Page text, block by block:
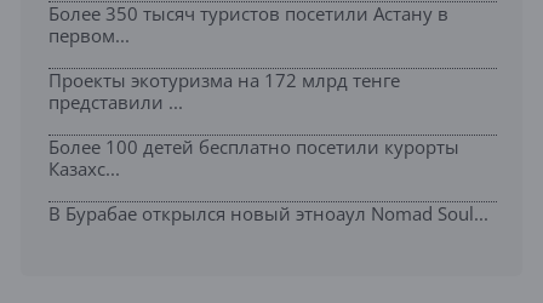
Более 350 тысяч туристов посетили Астану в
первом...
Проекты экотуризма на 172 млрд тенге
представили ...
Более 100 детей бесплатно посетили курорты
Казахс...
В Бурабае открылся новый этноаул Nomad Soul...